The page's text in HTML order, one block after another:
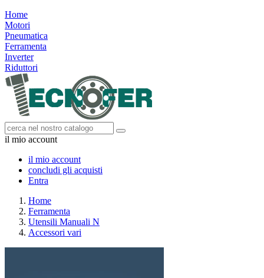
Home
Motori
Pneumatica
Ferramenta
Inverter
Riduttori
il mio account
il mio account
concludi gli acquisti
Entra
Home
Ferramenta
Utensili Manuali N
Accessori vari